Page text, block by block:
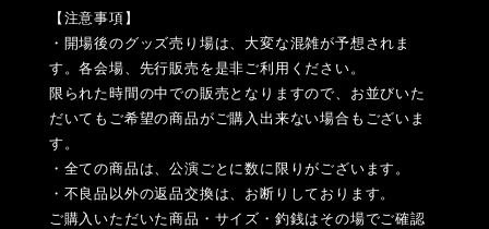
【注意事項】
・開場後のグッズ売り場は、大変な混雑が予想されま
す。各会場、先行販売を是非ご利用ください。
限られた時間の中での販売となりますので、お並びいた
だいてもご希望の商品がご購入出来ない場合もございま
す。
・全ての商品は、公演ごとに数に限りがございます。
・不良品以外の返品交換は、お断りしております。
ご購入いただいた商品・サイズ・釣銭はその場でご確認